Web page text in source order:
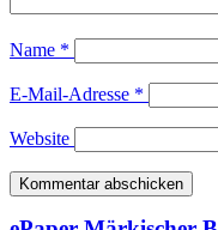
Name *
E-Mail-Adresse *
Website